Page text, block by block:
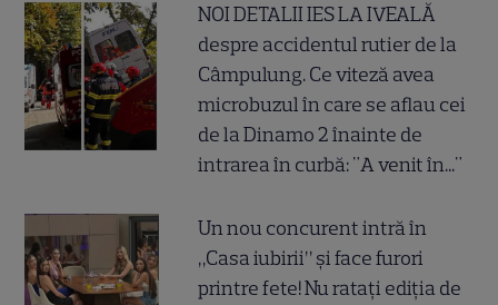
NOI DETALII IES LA IVEALĂ
despre accidentul rutier de la
Câmpulung. Ce viteză avea
microbuzul în care se aflau cei
de la Dinamo 2 înainte de
intrarea în curbă: "A venit în..."
Un nou concurent intră în
„Casa iubirii” și face furori
printre fete! Nu ratați ediția de